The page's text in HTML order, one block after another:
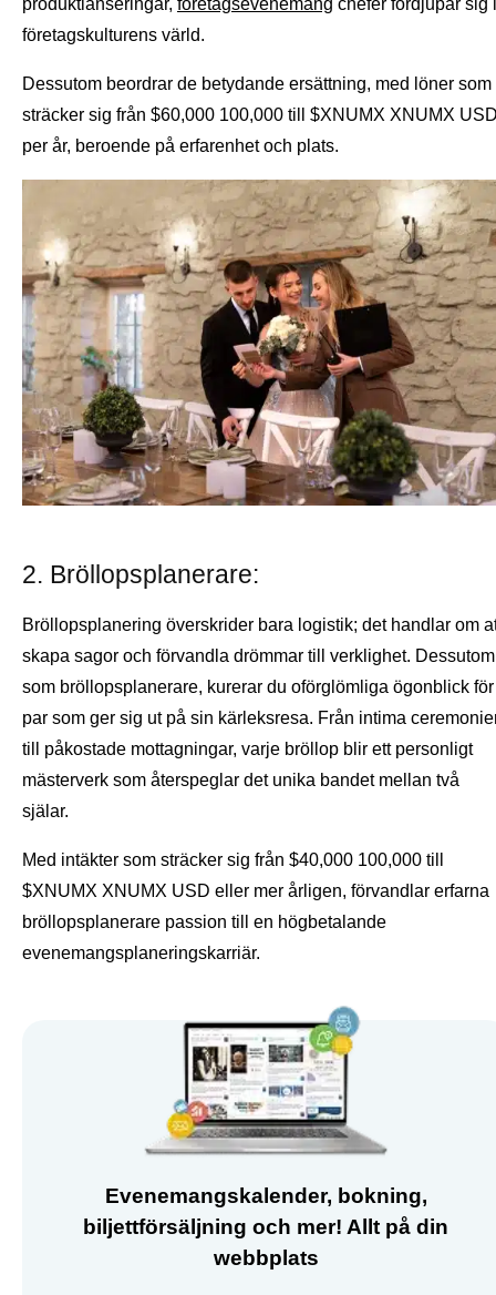
produktlanseringar, företagsevenemang chefer fördjupar sig i
företagskulturens värld.
Dessutom beordrar de betydande ersättning, med löner som
sträcker sig från $60,000 100,000 till $XNUMX XNUMX
per år, beroende på erfarenhet och plats.
2. Bröllopsplanerare:
Bröllopsplanering överskrider bara logistik; det handlar om
skapa sagor och förvandla drömmar till verklighet.
som bröllopsplanerare, kurerar du oförglömliga ögonblick för
par som ger sig ut på sin kärleksresa. Från intima
till påkostade mottagningar, varje bröllop blir ett personligt
mästerverk som återspeglar det unika bandet mellan två
själar.
Med intäkter som sträcker sig från $40,000 100,000 till
$XNUMX XNUMX USD eller mer årligen, förvandlar erfarna
bröllopsplanerare passion till en högbetalande
evenemangsplaneringskarriär.
Evenemangskalender, bokning,
biljettförsäljning och mer! Allt på din
webbplats